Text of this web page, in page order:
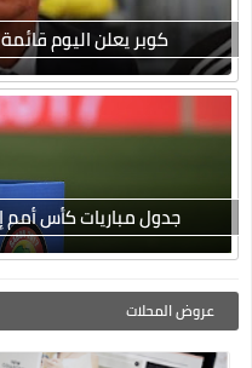
كوبر يعلن اليوم
جدول مباريات كأس أمم إفريقيا 2019
عروض المحلات